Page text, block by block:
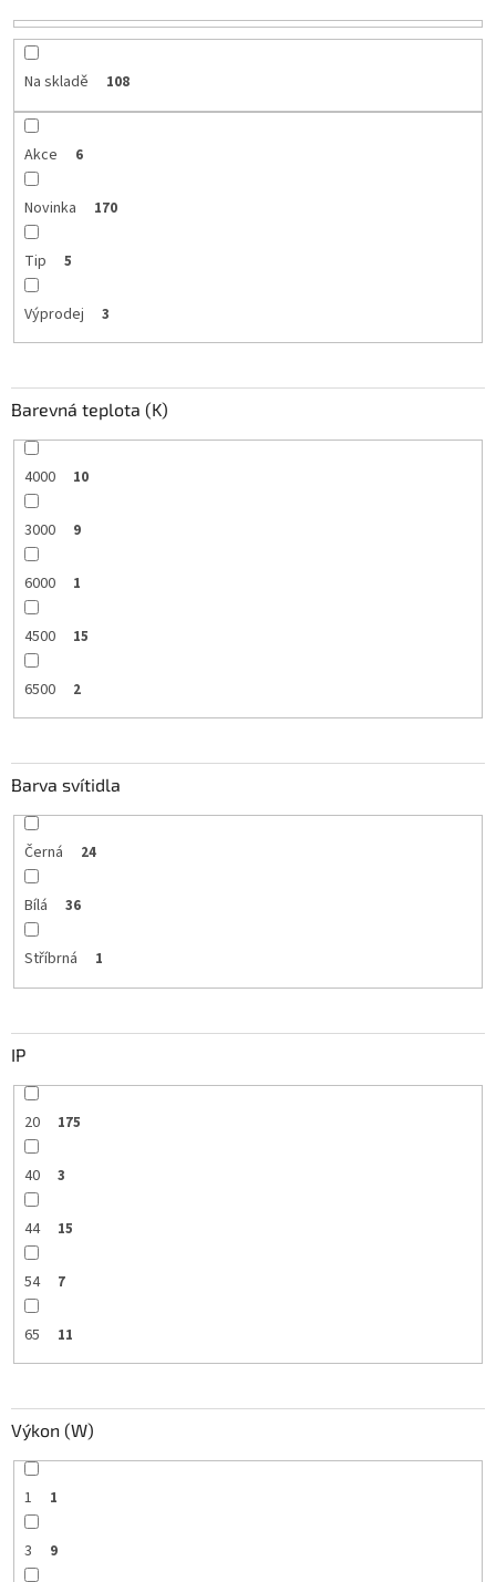
u
ů
Na skladě 108
Akce 6
Novinka 170
Tip 5
Výprodej 3
Barevná teplota (K)
4000 10
3000 9
6000 1
4500 15
6500 2
Barva svítidla
Černá 24
Bílá 36
Stříbrná 1
IP
20 175
40 3
44 15
54 7
65 11
Výkon (W)
1 1
3 9